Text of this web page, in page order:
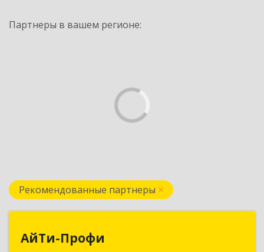
Партнеры в вашем регионе:
Рекомендованные партнеры
АйТи-Профи